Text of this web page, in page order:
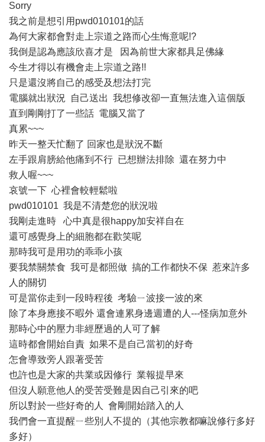
Sorry
我之前是想引用pwd010101的話
為何大家都會對走上宗道之路而心生悔意呢!?
我倒是認為應該欣喜才是 因為前世大家都具足佛緣
今生才得以有機會走上宗道之路!!
只是還沒將自己的感受及想法打完
電腦就出狀況 自己送出 我想修改卻一直無法進入這個版
直到剛剛打了一些話 電腦又當了
真累~~~
昨天一整天忙翻了 回家也是狀況不斷
左手跟肩膀給他痛到不行 已想辦法排除 還在努力中
救人喔~~~
哀號一下 心裡會較輕鬆啦
pwd010101 我是不清楚您的狀況啦
我剛走進時 心中真是很happy加安祥自在
還可感覺身上的細胞都在歡笑呢
那時我可是用功的乖乖小孩
要我禁關禁食 我可是都照做 搞的工作都快不保 惹來許多
人的關切
可是當你走到一段時程後 考驗ㄧ波接一波的來
除了本身應接不暇外 還會連累身邊週遭的人---怪病加意外
那時心中的壓力非經歷過的人可了解
這時都會開始自責 如果不是自己當初的好奇
怎會導致旁人跟著受苦
也許也是大家的共業或因修行 業報提早來
但沒人願意他人的受苦受難是因自己引來的吧
所以對於一些好奇的人 會剛開始踏入的人
我們會一直提醒ㄧ些別人不提的（其他宗教都嘛說修行多好
多好）